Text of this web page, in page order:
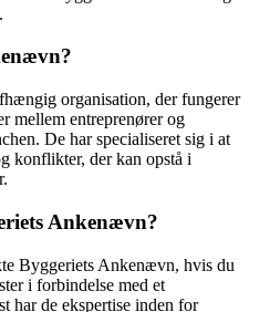
organisation, der fungerer
mellem entreprenører og
De har specialiseret sig i at
konflikter, der kan opstå i
Ankenævn?
Byggeriets Ankenævn, hvis du
i forbindelse med et
har de ekspertise inden for